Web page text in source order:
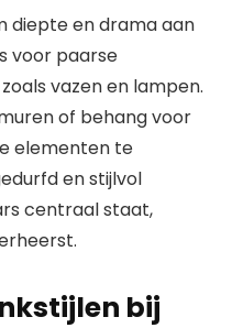
diepte en drama aan
voor paarse
vazen en lampen.
of behang voor
elementen te
en stijlvol
centraal staat,
bij